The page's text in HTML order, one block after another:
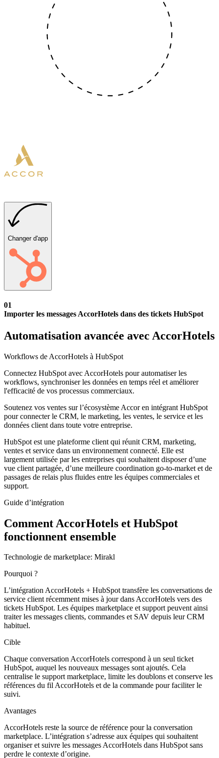
Changer d'app
01
Importer les messages AccorHotels dans des tickets HubSpot
Automatisation avancée avec AccorHotels
Workflows de AccorHotels à HubSpot
Connectez HubSpot avec AccorHotels pour automatiser les
workflows, synchroniser les données en temps réel et améliorer
l'efficacité de vos processus commerciaux.
Soutenez vos ventes sur l’écosystème Accor en intégrant HubSpot
pour connecter le CRM, le marketing, les ventes, le service et les
données client dans toute votre entreprise.
HubSpot est une plateforme client qui réunit CRM, marketing,
ventes et service dans un environnement connecté. Elle est
largement utilisée par les entreprises qui souhaitent disposer d’une
vue client partagée, d’une meilleure coordination go-to-market et de
passages de relais plus fluides entre les équipes commerciales et
support.
Guide d’intégration
Comment AccorHotels et HubSpot
fonctionnent ensemble
Technologie de marketplace: Mirakl
Pourquoi ?
L’intégration AccorHotels + HubSpot transfère les conversations de
service client récemment mises à jour dans AccorHotels vers des
tickets HubSpot. Les équipes marketplace et support peuvent ainsi
traiter les messages clients, commandes et SAV depuis leur CRM
habituel.
Cible
Chaque conversation AccorHotels correspond à un seul ticket
HubSpot, auquel les nouveaux messages sont ajoutés. Cela
centralise le support marketplace, limite les doublons et conserve les
références du fil AccorHotels et de la commande pour faciliter le
suivi.
Avantages
AccorHotels reste la source de référence pour la conversation
marketplace. L’intégration s’adresse aux équipes qui souhaitent
organiser et suivre les messages AccorHotels dans HubSpot sans
perdre le contexte d’origine.